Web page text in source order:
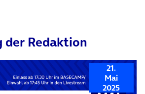
der Redaktion
21.
Mai
2025